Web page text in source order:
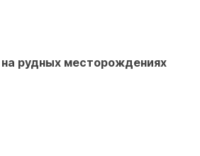
рудных месторождениях